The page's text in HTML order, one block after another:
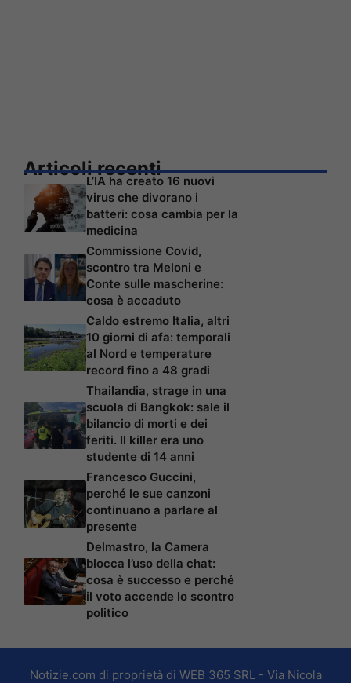
Articoli recenti
L’IA ha creato 16 nuovi
virus che divorano i
batteri: cosa cambia per la
medicina
Commissione Covid,
scontro tra Meloni e
Conte sulle mascherine:
cosa è accaduto
Caldo estremo Italia, altri
10 giorni di afa: temporali
al Nord e temperature
record fino a 48 gradi
Thailandia, strage in una
scuola di Bangkok: sale il
bilancio di morti e dei
feriti. Il killer era uno
studente di 14 anni
Francesco Guccini,
perché le sue canzoni
continuano a parlare al
presente
Delmastro, la Camera
blocca l’uso della chat:
cosa è successo e perché
il voto accende lo scontro
politico
Notizie.com di proprietà di WEB 365 SRL - Via Nicola